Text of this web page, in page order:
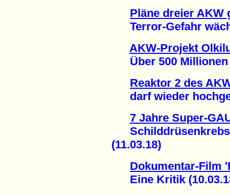
Pläne dreier AKW
Terror-Gefahr
AKW-Projekt
Über 500 Millionen
Reaktor 2 des
darf wieder
7 Jahre Super-
(11.03.18)
Dokumentar-Film
Eine Kritik